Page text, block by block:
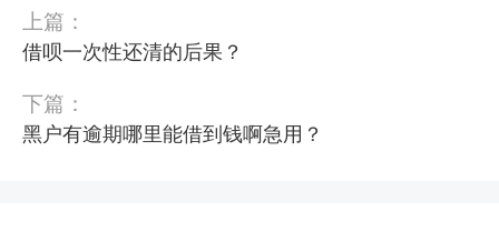
上篇：
借呗一次性还清的后果？
下篇：
黑户有逾期哪里能借到钱啊急用？